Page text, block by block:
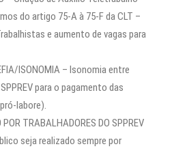
do artigo 75-A à 75-F da CLT –
e aumento de vagas para
ISONOMIA – Isonomia entre
para o pagamento das
labore).
TRABALHADORES DO SPPREV
seja realizado sempre por